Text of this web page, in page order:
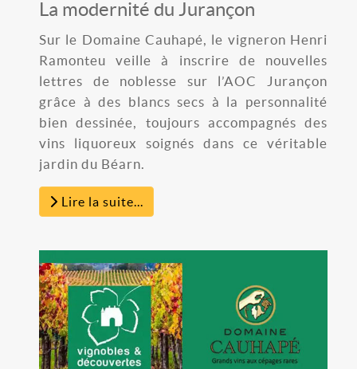
La modernité du Jurançon
Sur le Domaine Cauhapé, le vigneron Henri
Ramonteu veille à inscrire de nouvelles
lettres de noblesse sur l’AOC Jurançon
grâce à des blancs secs à la personnalité
bien dessinée, toujours accompagnés des
vins liquoreux soignés dans ce véritable
jardin du Béarn.
Lire la suite...